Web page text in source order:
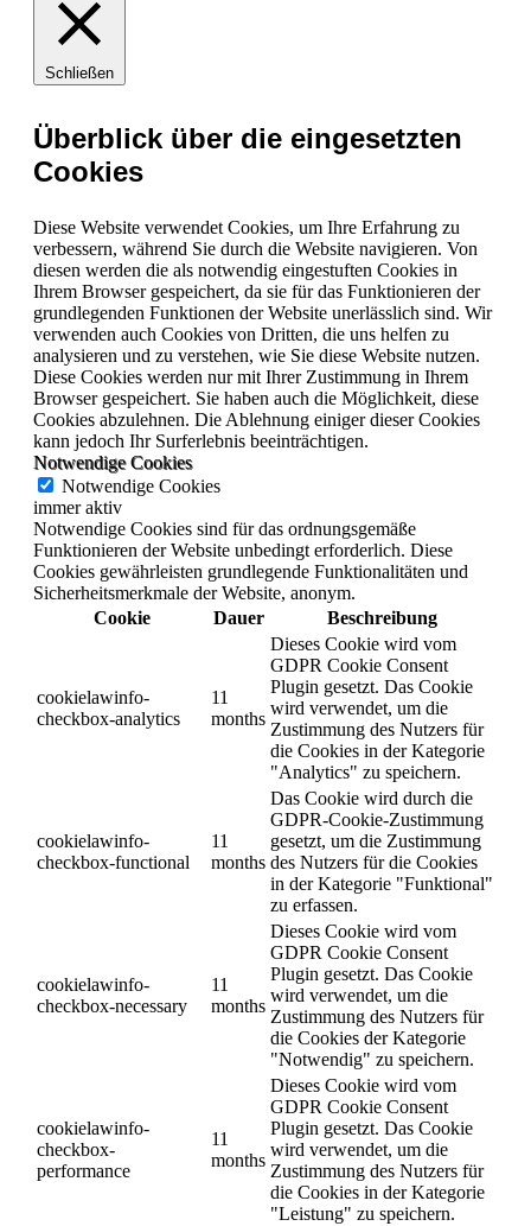
Schließen
Überblick über die eingesetzten
Cookies
Diese Website verwendet Cookies, um Ihre Erfahrung zu
verbessern, während Sie durch die Website navigieren. Von
diesen werden die als notwendig eingestuften Cookies in
Ihrem Browser gespeichert, da sie für das Funktionieren der
grundlegenden Funktionen der Website unerlässlich sind. Wir
verwenden auch Cookies von Dritten, die uns helfen zu
analysieren und zu verstehen, wie Sie diese Website nutzen.
Diese Cookies werden nur mit Ihrer Zustimmung in Ihrem
Browser gespeichert. Sie haben auch die Möglichkeit, diese
Cookies abzulehnen. Die Ablehnung einiger dieser Cookies
kann jedoch Ihr Surferlebnis beeinträchtigen.
Notwendige Cookies
Notwendige Cookies
immer aktiv
Notwendige Cookies sind für das ordnungsgemäße
Funktionieren der Website unbedingt erforderlich. Diese
Cookies gewährleisten grundlegende Funktionalitäten und
Sicherheitsmerkmale der Website, anonym.
Cookie
Dauer Beschreibung
cookielawinfo-
checkbox-analytics
11
months
Dieses Cookie wird vom
GDPR Cookie Consent
Plugin gesetzt. Das Cookie
wird verwendet, um die
Zustimmung des Nutzers für
die Cookies in der Kategorie
"Analytics" zu speichern.
cookielawinfo-
checkbox-functional
11
months
Das Cookie wird durch die
GDPR-Cookie-Zustimmung
gesetzt, um die Zustimmung
des Nutzers für die Cookies
in der Kategorie "Funktional"
zu erfassen.
cookielawinfo-
checkbox-necessary
11
months
Dieses Cookie wird vom
GDPR Cookie Consent
Plugin gesetzt. Das Cookie
wird verwendet, um die
Zustimmung des Nutzers für
die Cookies der Kategorie
"Notwendig" zu speichern.
cookielawinfo-
checkbox-
performance
11
months
Dieses Cookie wird vom
GDPR Cookie Consent
Plugin gesetzt. Das Cookie
wird verwendet, um die
Zustimmung des Nutzers für
die Cookies in der Kategorie
"Leistung" zu speichern.